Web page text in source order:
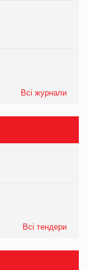
Всі журнали
Всі тендери